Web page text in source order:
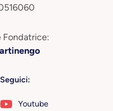
Fondatrice:
Seguici:
Youtube